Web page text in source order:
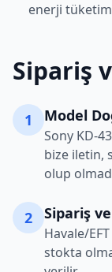
enerji
Sipariş
1 Model
Sony KD-
bize iletin,
olup
2 Sipariş
Havale/
stokta